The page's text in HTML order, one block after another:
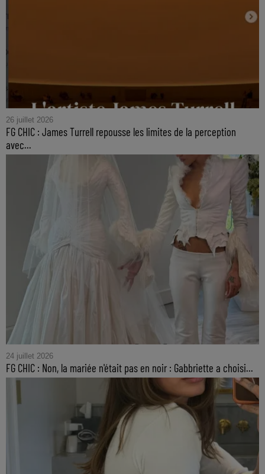
26 juillet 2026
FG CHIC : James Turrell repousse les limites de la perception
avec...
24 juillet 2026
FG CHIC : Non, la mariée n'était pas en noir : Gabbriette a choisi...